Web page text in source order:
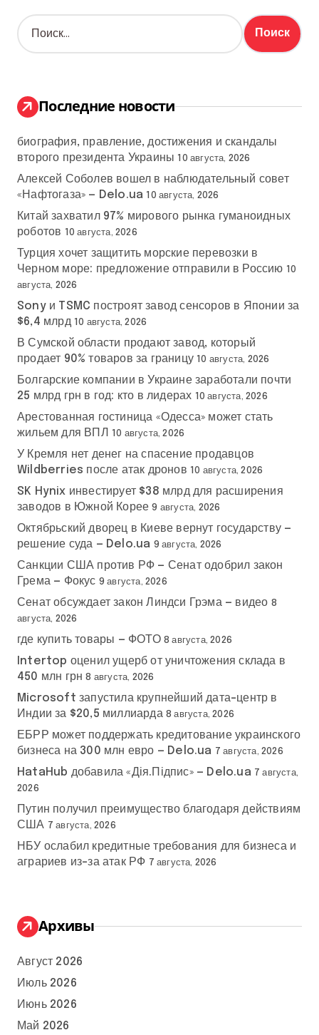
Н
а
:
Последние новости
биография, правление, достижения и скандалы
второго президента Украины 10 августа, 2026
Алексей Соболев вошел в наблюдательный совет
«Нафтогаза» — Delo.ua 10 августа, 2026
Китай захватил 97% мирового рынка гуманоидных
роботов 10 августа, 2026
Турция хочет защитить морские перевозки в
Черном море: предложение отправили в Россию 10
августа, 2026
Sony и TSMC построят завод сенсоров в Японии за
$6,4 млрд 10 августа, 2026
В Сумской области продают завод, который
продает 90% товаров за границу 10 августа, 2026
Болгарские компании в Украине заработали почти
25 млрд грн в год: кто в лидерах 10 августа, 2026
Арестованная гостиница «Одесса» может стать
жильем для ВПЛ
10 августа, 2026
У Кремля нет денег на спасение продавцов
Wildberries после атак дронов 10 августа, 2026
SK Hynix инвестирует $38 млрд для расширения
заводов в Южной Корее 9 августа, 2026
Октябрьский дворец в Киеве вернут государству —
решение суда — Delo.ua 9 августа, 2026
Санкции США против РФ — Сенат одобрил закон
Грема — Фокус 9 августа, 2026
Сенат обсуждает закон Линдси Грэма — видео 8
августа, 2026
где купить товары — ФОТО 8 августа, 2026
Intertop оценил ущерб от уничтожения склада в
450 млн грн 8 августа, 2026
Microsoft запустила крупнейший дата-центр в
Индии за $20,5 миллиарда 8 августа, 2026
ЕБРР может поддержать кредитование украинского
бизнеса на 300 млн евро — Delo.ua 7 августа, 2026
HataHub добавила «Дія.Підпис» — Delo.ua 7 августа,
2026
Путин получил преимущество благодаря действиям
США 7 августа, 2026
НБУ ослабил кредитные требования для бизнеса и
аграриев из-за атак РФ 7 августа, 2026
Архивы
Август 2026
Июль 2026
Июнь 2026
Май 2026